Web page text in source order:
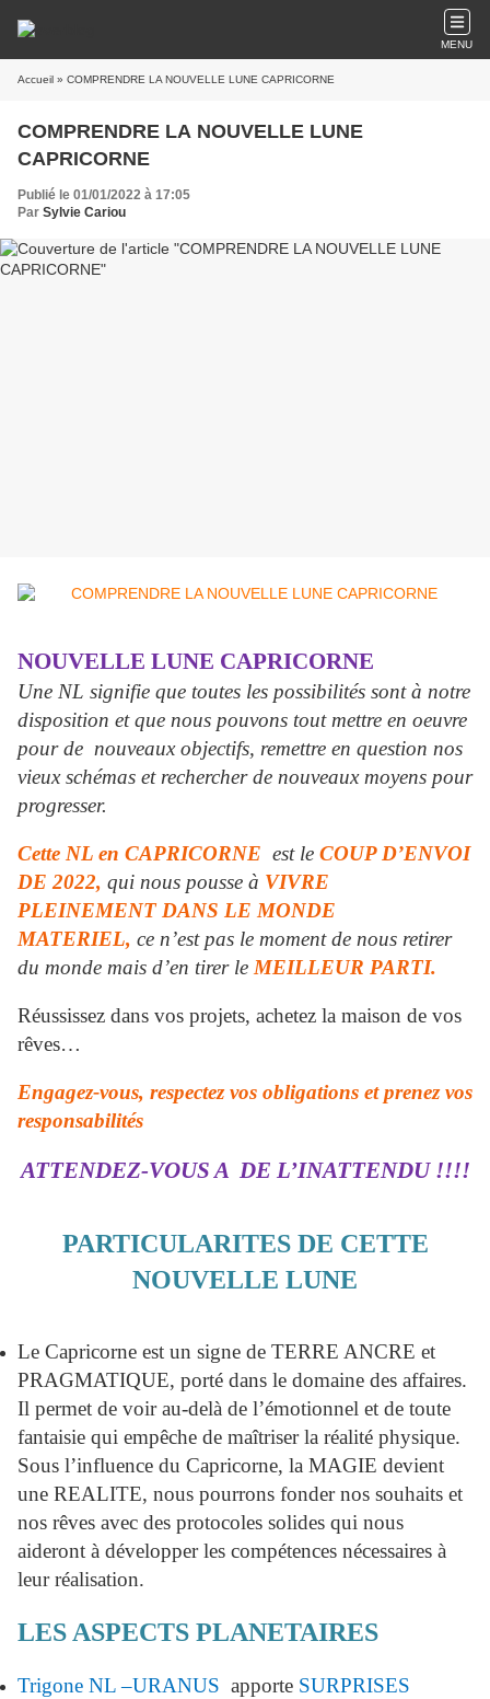
MENU
Accueil » COMPRENDRE LA NOUVELLE LUNE CAPRICORNE
COMPRENDRE LA NOUVELLE LUNE
CAPRICORNE
Publié le 01/01/2022 à 17:05
Par Sylvie Cariou
NOUVELLE LUNE CAPRICORNE
Une NL signifie que toutes les possibilités sont à notre
disposition et que nous pouvons tout mettre en oeuvre
pour de nouveaux objectifs, remettre en question nos
vieux schémas et rechercher de nouveaux moyens pour
progresser.
Cette NL en CAPRICORNE est le COUP D’ENVOI
DE 2022, qui nous pousse à VIVRE
PLEINEMENT DANS LE MONDE
MATERIEL, ce n’est pas le moment de nous retirer
du monde mais d’en tirer le MEILLEUR PARTI.
Réussissez dans vos projets, achetez la maison de vos
rêves…
Engagez-vous, respectez vos obligations et prenez vos
responsabilités
ATTENDEZ-VOUS A DE L’INATTENDU !!!!
PARTICULARITES DE CETTE
NOUVELLE LUNE
Le Capricorne est un signe de TERRE ANCRE et
PRAGMATIQUE, porté dans le domaine des affaires.
Il permet de voir au-delà de l’émotionnel et de toute
fantaisie qui empêche de maîtriser la réalité physique.
Sous l’influence du Capricorne, la MAGIE devient
une REALITE, nous pourrons fonder nos souhaits et
nos rêves avec des protocoles solides qui nous
aideront à développer les compétences nécessaires à
leur réalisation.
LES ASPECTS PLANETAIRES
Trigone NL –URANUS apporte SURPRISES